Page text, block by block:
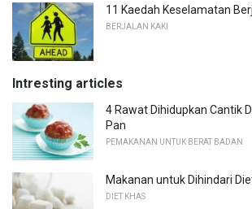
11 Kaedah Keselamatan
BERJALAN KAKI
Intresting articles
4 Rawat Dihidupkan Cantik
Pan
PEMAKANAN UNTUK BERAT BADAN
Makanan untuk Dihindari
DIET KHAS